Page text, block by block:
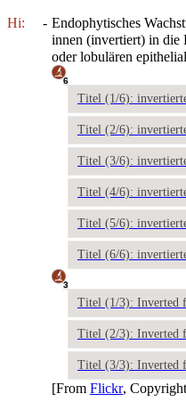
Hi: - Endophytisches
innen (invertiert) in die
oder lobulären
6
Titel (1/6):
Titel (2/6):
Titel (3/6):
Titel (4/6):
Titel (5/6):
Titel (6/6):
3
Titel (1/3): Inverted
Titel (2/3): Inverted
Titel (3/3): Inverted
[From Flickr,